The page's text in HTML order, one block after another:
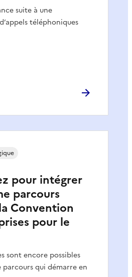
suite à une
téléphoniques
pour intégrer
parcours
Convention
pour le
sont encore possibles
qui démarre en